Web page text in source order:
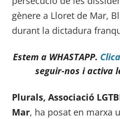
gènere a Lloret de Mar,
durant la dictadura
Estem a WHASTAPP.
seguir-nos i activa
Plurals, Associació
Mar, ha posat en marxa